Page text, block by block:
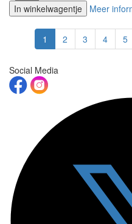
In winkelwagentje
Meer
1 2 3 4 5
Social Media